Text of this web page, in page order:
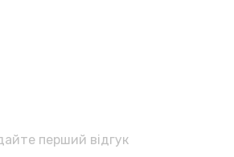
перший відгук